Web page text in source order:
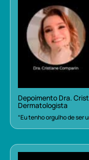
Depoimento Dra.
Dermatologista
“Eu tenho orgulho de ser